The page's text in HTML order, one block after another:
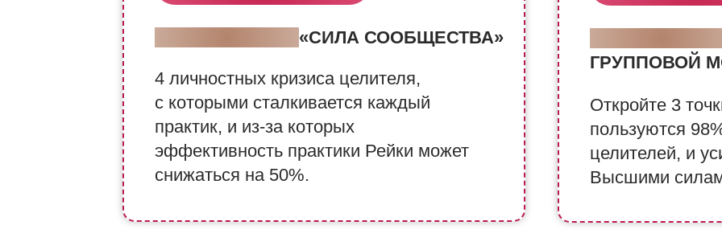
Откройте 3
пользуются
целителей, и
Высшими
ГРУППОВОЙ
4 личностных кризиса целителя,
с которыми сталкивается каждый
практик, и из-за которых
эффективность практики Рейки может
снижаться на 50%.
«СИЛА СООБЩЕСТВА»